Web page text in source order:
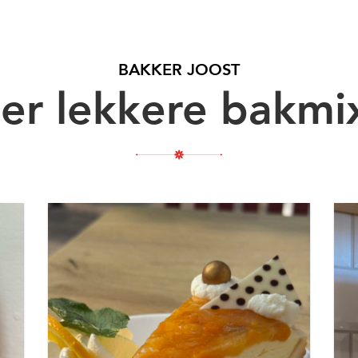
BAKKER JOOST
lekkere